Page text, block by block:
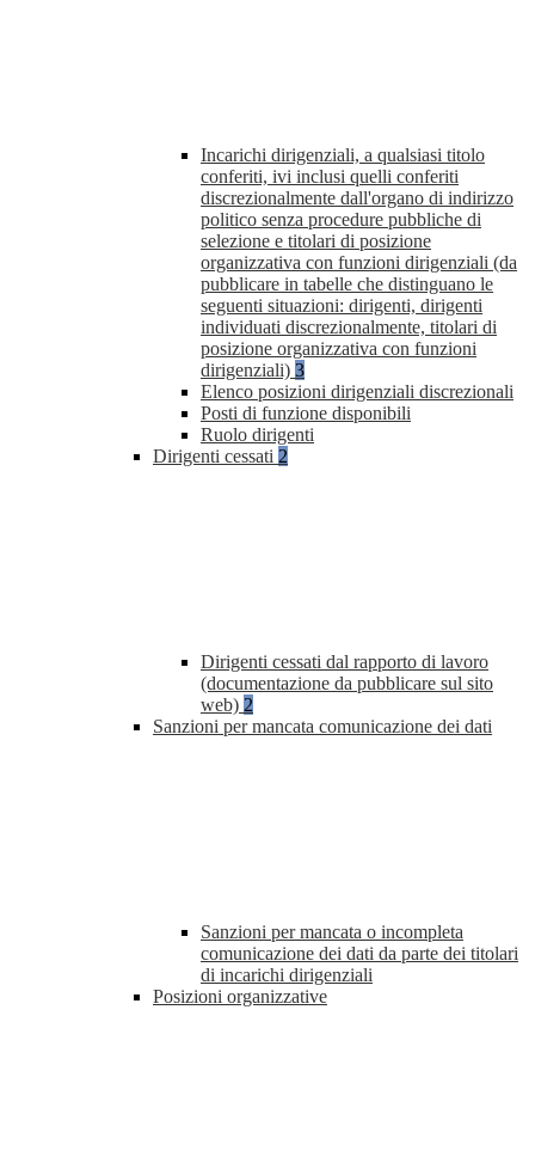
Incarichi dirigenziali, a qualsiasi titolo
conferiti, ivi inclusi quelli conferiti
discrezionalmente dall'organo di indirizzo
politico senza procedure pubbliche di
selezione e titolari di posizione
organizzativa con funzioni dirigenziali (da
pubblicare in tabelle che distinguano le
seguenti situazioni: dirigenti, dirigenti
individuati discrezionalmente, titolari di
posizione organizzativa con funzioni
dirigenziali) 3
Elenco posizioni dirigenziali discrezionali
Posti di funzione disponibili
Ruolo dirigenti
Dirigenti cessati 2
Dirigenti cessati dal rapporto di lavoro
(documentazione da pubblicare sul sito
web) 2
Sanzioni per mancata comunicazione dei dati
Sanzioni per mancata o incompleta
comunicazione dei dati da parte dei titolari
di incarichi dirigenziali
Posizioni organizzative